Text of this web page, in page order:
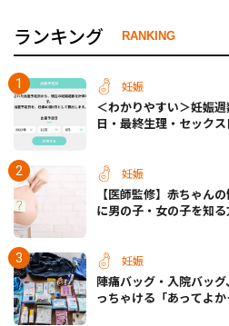
ランキング RANKING
妊娠
＜わかりやすい＞妊娠
日・最終生理・セック
妊娠
【医師監修】赤ちゃん
に男の子・女の子を知
妊娠
陣痛バッグ・入院バッ
っちゃける「あってよ